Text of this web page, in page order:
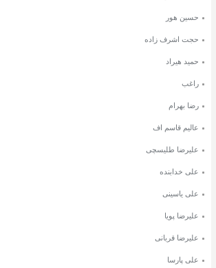
حسین هور
حجت اشرف زاده
حمید هیراد
راغب
رضا بهرام
عالیم قاسم اف
علیرضا طلیسچی
علی خدابنده
علی یاسینی
علیرضا پویا
علیرضا قربانی
علی پارسا